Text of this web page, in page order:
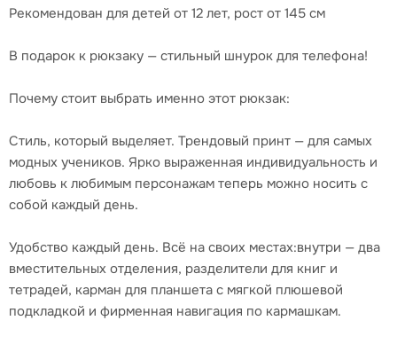
Рекомендован для детей от 12 лет, рост от 145 см
В подарок к рюкзаку — стильный шнурок для телефона!
Почему стоит выбрать именно этот рюкзак:
Стиль, который выделяет. Трендовый принт — для самых
модных учеников. Ярко выраженная индивидуальность и
любовь к любимым персонажам теперь можно носить с
собой каждый день.
Удобство каждый день. Всё на своих местах:внутри — два
вместительных отделения, разделители для книг и
тетрадей, карман для планшета с мягкой плюшевой
подкладкой и фирменная навигация по кармашкам.